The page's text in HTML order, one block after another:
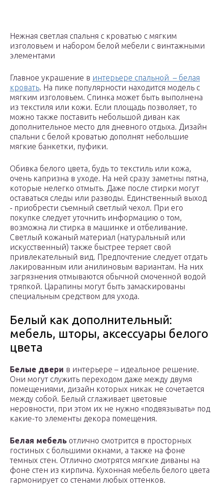
Нежная светлая спальня с кроватью с мягким
изголовьем и набором белой мебели с винтажными
элементами
Главное украшение в интерьере спальной – белая
кровать. На пике популярности находится модель с
мягким изголовьем. Спинка может быть выполнена
из текстиля или кожи. Если площадь позволяет, то
можно также поставить небольшой диван как
дополнительное место для дневного отдыха. Дизайн
спальни с белой кроватью дополнят небольшие
мягкие банкетки, пуфики.
Обивка белого цвета, будь то текстиль или кожа,
очень капризна в уходе. На ней сразу заметны пятна,
которые нелегко отмыть. Даже после стирки могут
оставаться следы или разводы. Единственный выход
‑ приобрести съемный светлый чехол. При его
покупке следует уточнить информацию о том,
возможна ли стирка в машинке и отбеливание.
Светлый кожаный материал (натуральный или
искусственный) также быстрее теряет свой
привлекательный вид. Предпочтение следует отдать
лакированным или анилиновым вариантам. На них
загрязнения отмываются обычной смоченной водой
тряпкой. Царапины могут быть замаскированы
специальным средством для ухода.
Белый как дополнительный:
мебель, шторы, аксессуары белого
цвета
Белые двери в интерьере – идеальное решение.
Они могут служить переходом даже между двумя
помещениями, дизайн которых никак не сочетается
между собой. Белый сглаживает цветовые
неровности, при этом их не нужно «подвязывать» под
какие-то элементы декора помещения.
Белая мебель отлично смотрится в просторных
гостиных с большими окнами, а также на фоне
темных стен. Отлично смотрятся мягкие диваны на
фоне стен из кирпича. Кухонная мебель белого цвета
гармонирует со стенами любых оттенков.